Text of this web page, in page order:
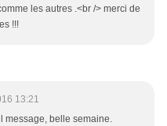
les autres .<br /> merci de
!!!
13:21
message, belle semaine.